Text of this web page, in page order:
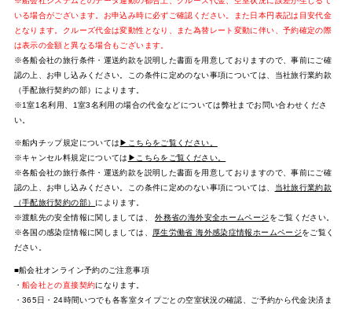
いる場合がございます。お申込み時に必ずご確認ください。また日本円表記は目安代金
となります。クルーズ代金は変動性となり、また為替レート変動に伴い、予約確定の際
は表示の金額と異なる場合もございます。
※各船会社の旅行条件・運送約款を説明した書面を用意しておりますので、事前にご確
認の上、お申し込みください。この条件に定めのない事項については、当社旅行業約款
（手配旅行契約の部）によります。
※1室1名利用、1室3名利用の場合の代金などについては弊社までお問い合わせくださ
い。
※船内チップ規定については▶こちらをご覧ください。
※キャンセル料規定については ▶こちらをご覧ください。
※各船会社の旅行条件・運送約款を説明した書面を用意しておりますので、事前にご確
認の上、お申し込みください。この条件に定めのない事項については、
当社旅行業約款
（手配旅行契約の部） によります。
※渡航先の安全情報に関しましては、外務省の海外安全ホームページ をご覧ください。
※各国の感染症情報に関しましては、
厚生労働省 海外感染症情報ホームページをご覧く
ださい。
■船会社オンライン予約のご注意事項
・ 船会社との直接契約になります。
・365日・24時間いつでも各客室タイプごとの空室状況の確認、ご予約から代金決済ま